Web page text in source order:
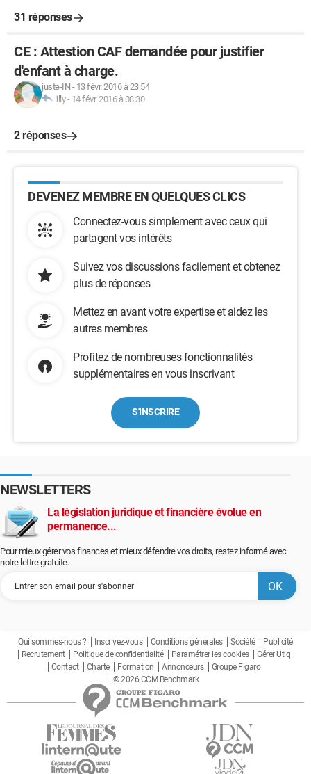
31 réponses
CE : Attestion CAF demandée pour justifier
d'enfant à charge.
juste-IN - 13 févr. 2016 à 23:54
lilly- 14 févr. 2016 à 08:30
2 réponses
DEVENEZ MEMBRE EN QUELQUES CLICS
Connectez-vous simplement avec ceux qui
partagent vos intérêts
Suivez vos discussions facilement et obtenez
plus de réponses
Mettez en avant votre expertise et aidez les
autres membres
Profitez de nombreuses fonctionnalités
supplémentaires en vous inscrivant
S'INSCRIRE
NEWSLETTERS
La législation juridique et financière évolue en
permanence...
Pour mieux gérer vos finances et mieux défendre vos droits, restez informé avec
notre lettre gratuite.
Qui sommes-nous ? Inscrivez-vous Conditions générales Société
Publicité
Recrutement
Politique de confidentialité Paramétrer les cookies
Gérer Utiq
Contact
Charte Formation Annonceurs
Groupe Figaro
© 2026 CCM Benchmark